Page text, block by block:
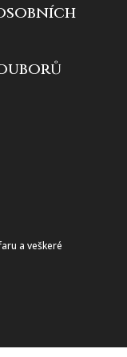
a veškeré